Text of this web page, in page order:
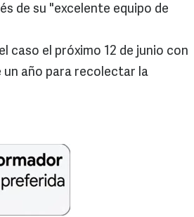
de su "excelente equipo de
caso el próximo 12 de junio con
un año para recolectar la